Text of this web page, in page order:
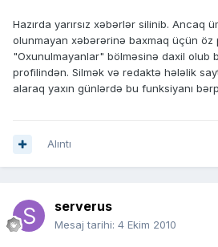
Hazırda yarırsız xəbərlər silinib. Ancaq
olunmayan xəbərərinə baxmaq üçün öz
"Oxunulmayanlar" bölməsinə daxil olub
profilindən. Silmək və redaktə hələlik
alaraq yaxın günlərdə bu funksiyanı
Alıntı
serverus
Mesaj tarihi: 4 Ekim 2010